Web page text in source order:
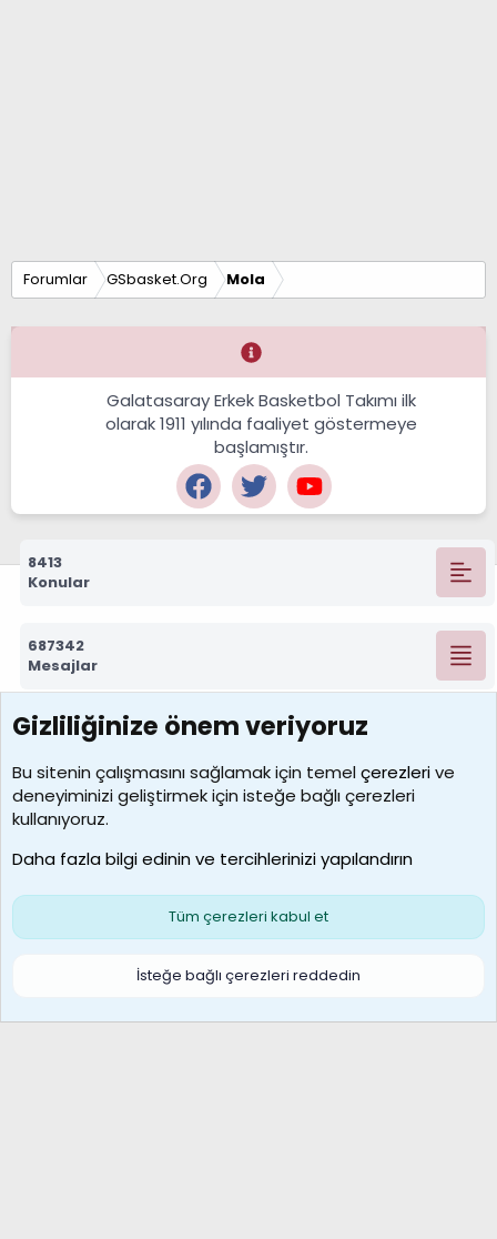
Forumlar GSbasket.Org Mola
Galatasaray Erkek Basketbol Takımı ilk
olarak 1911 yılında faaliyet göstermeye
başlamıştır.
8413
Konular
687342
Mesajlar
7390
Kullanıcılar
MosesBrownHayranı
Son üye
Çerezler
S
Gizliliğinize önem veriyoruz
Bu sitenin çalışmasını sağlamak için temelçerezlerive
deneyiminizi geliştirmek için isteğe bağlı çerezleri
kullanıyoruz.
Daha fazla bilgi edinin ve tercihlerinizi yapılandırın
Tüm çerezleri kabul et
İsteğe bağlı çerezleri reddedin